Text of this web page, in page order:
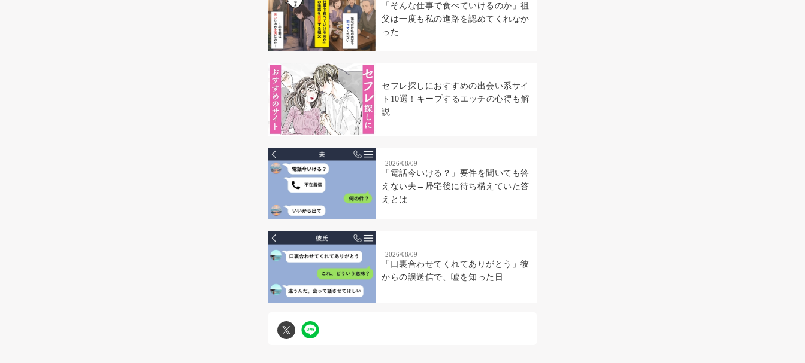
「そんな仕事で食べていけるのか」祖
父は一度も私の進路を認めてくれなか
った
セフレ探しにおすすめの出会い系サイ
ト10選！キープするエッチの心得も解
説
2026/08/09
「電話今いける？」要件を聞いても答
えない夫→帰宅後に待ち構えていた答
えとは
2026/08/09
「口裏合わせてくれてありがとう」彼
からの誤送信で、嘘を知った日